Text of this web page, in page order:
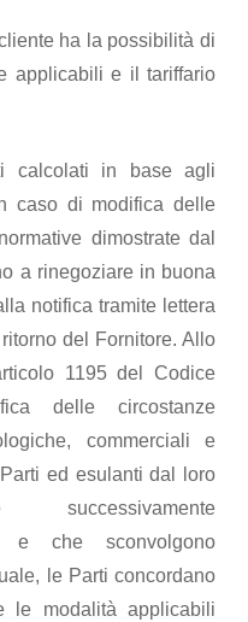
ha la possibilità di
applicabili e il tariffario
calcolati in base agli
caso di modifica delle
dimostrate dal
a rinegoziare in buona
notifica tramite lettera
del Fornitore. Allo
1195 del Codice
delle circostanze
commerciali e
ed esulanti dal loro
successivamente
e che sconvolgono
le Parti concordano
le modalità applicabili